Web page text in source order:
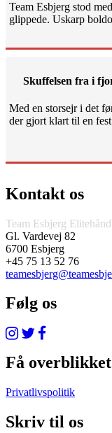
Team Esbjerg stod
glippede. Uskarp
Skuffelsen fra i
Med en storsejr i det
der gjort klart til en
Kontakt os
Team Esbjerg
Gl. Vardevej 82
6700 Esbjerg
+45 75 13 52 76
Følg os
Få overblikket
Privatlivspolitik
Skriv til os